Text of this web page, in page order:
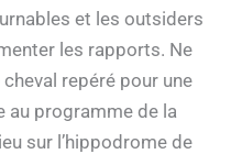
et les outsiders
les rapports. Ne
repéré pour une
au programme de la
sur l’hippodrome de